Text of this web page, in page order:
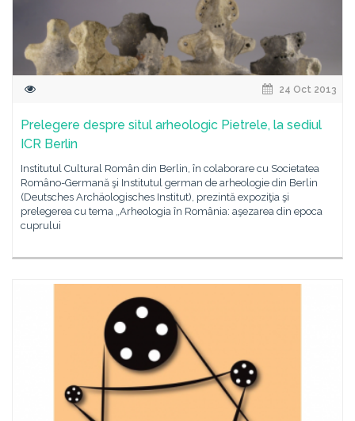
24 Oct 2013
Prelegere despre situl arheologic Pietrele, la sediul
ICR Berlin
Institutul Cultural Român din Berlin, în colaborare cu Societatea
Româno-Germană şi Institutul german de arheologie din Berlin
(Deutsches Archäologisches Institut), prezintă expoziţia şi
prelegerea cu tema „Arheologia în România: aşezarea din epoca
cuprului